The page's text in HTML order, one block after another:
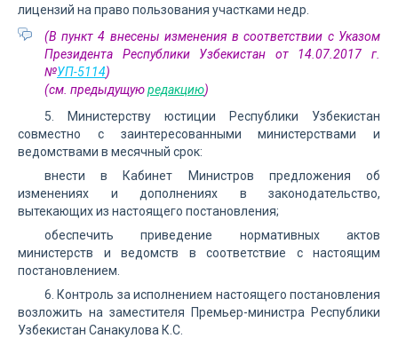
лицензий на право пользования участками недр.
(В пункт 4 внесены изменения в соответствии с Указом
Президента Республики Узбекистан от 14.07.2017 г.
№УП-5114)
(см. предыдущуюредакцию)
5. Министерству юстиции Республики Узбекистан
совместно с заинтересованными министерствами и
ведомствами в месячный срок:
внести в Кабинет Министров предложения об
изменениях и дополнениях в законодательство,
вытекающих из настоящего постановления;
обеспечить приведение нормативных актов
министерств и ведомств в соответствие с настоящим
постановлением.
6. Контроль за исполнением настоящего постановления
возложить на заместителя Премьер-министра Республики
Узбекистан Санакулова К.С.